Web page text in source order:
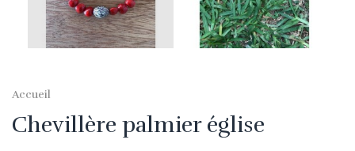
Accueil
Chevillère palmier église